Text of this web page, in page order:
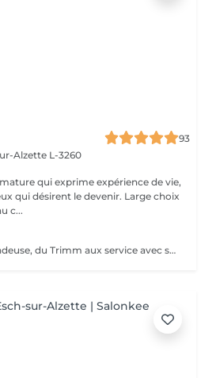
93
Alzette L-3260
qui exprime expérience de vie,
qui désirent le devenir. Large choix
c...
Soin barbe ciseau et tondeuse, du Trimm aux service avec serviettes chaudes